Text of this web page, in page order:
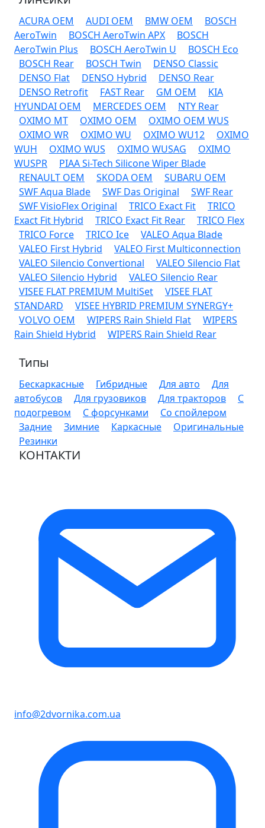
ACURA OEM AUDI OEM BMW OEM
BOSCH
AeroTwin
BOSCH AeroTwin APX
BOSCH
AeroTwin Plus
BOSCH AeroTwin U
BOSCH Eco
BOSCH Rear
BOSCH Twin
DENSO Classic
DENSO Flat
DENSO Hybrid
DENSO Rear
DENSO Retrofit
FAST Rear GM OEM
KIA
HYUNDAI OEM
MERCEDES OEM
NTY Rear
OXIMO MT
OXIMO OEM
OXIMO OEM WUS
OXIMO WR
OXIMO WU OXIMO WU12
OXIMO
WUH
OXIMO WUS OXIMO WUSAG
OXIMO
WUSPR
PIAA Si-Tech Silicone Wiper Blade
RENAULT OEM
SKODA OEM
SUBARU OEM
SWF Aqua Blade
SWF Das Original
SWF Rear
SWF VisioFlex Original
TRICO Exact Fit
TRICO
Exact Fit Hybrid
TRICO Exact Fit Rear
TRICO Flex
TRICO Force
TRICO Ice
VALEO Aqua Blade
VALEO First Hybrid
VALEO First Multiconnection
VALEO Silencio Convertional
VALEO Silencio Flat
VALEO Silencio Hybrid
VALEO Silencio Rear
VISEE FLAT PREMIUM MultiSet
VISEE FLAT
STANDARD
VISEE HYBRID PREMIUM SYNERGY+
VOLVO OEM
WIPERS Rain Shield Flat
WIPERS
Rain Shield Hybrid
WIPERS Rain Shield Rear
Типы
Бескаркасные Гибридные Для авто
Для
автобусов
Для грузовиков Для тракторов
С
подогревом
С форсунками
Со спойлером
Задние
Зимние Каркасные
Оригинальные
Резинки
КОНТАКТИ
info@2dvornika.com.ua